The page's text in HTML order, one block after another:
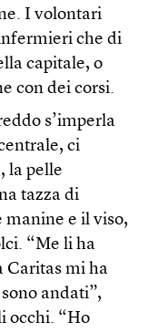
I volontari
che di
capitale, o
con dei corsi.
s’imperla
ci
la pelle
tazza di
manine e il viso,
“Me li ha
Caritas mi ha
andati”,
occhi. “Ho